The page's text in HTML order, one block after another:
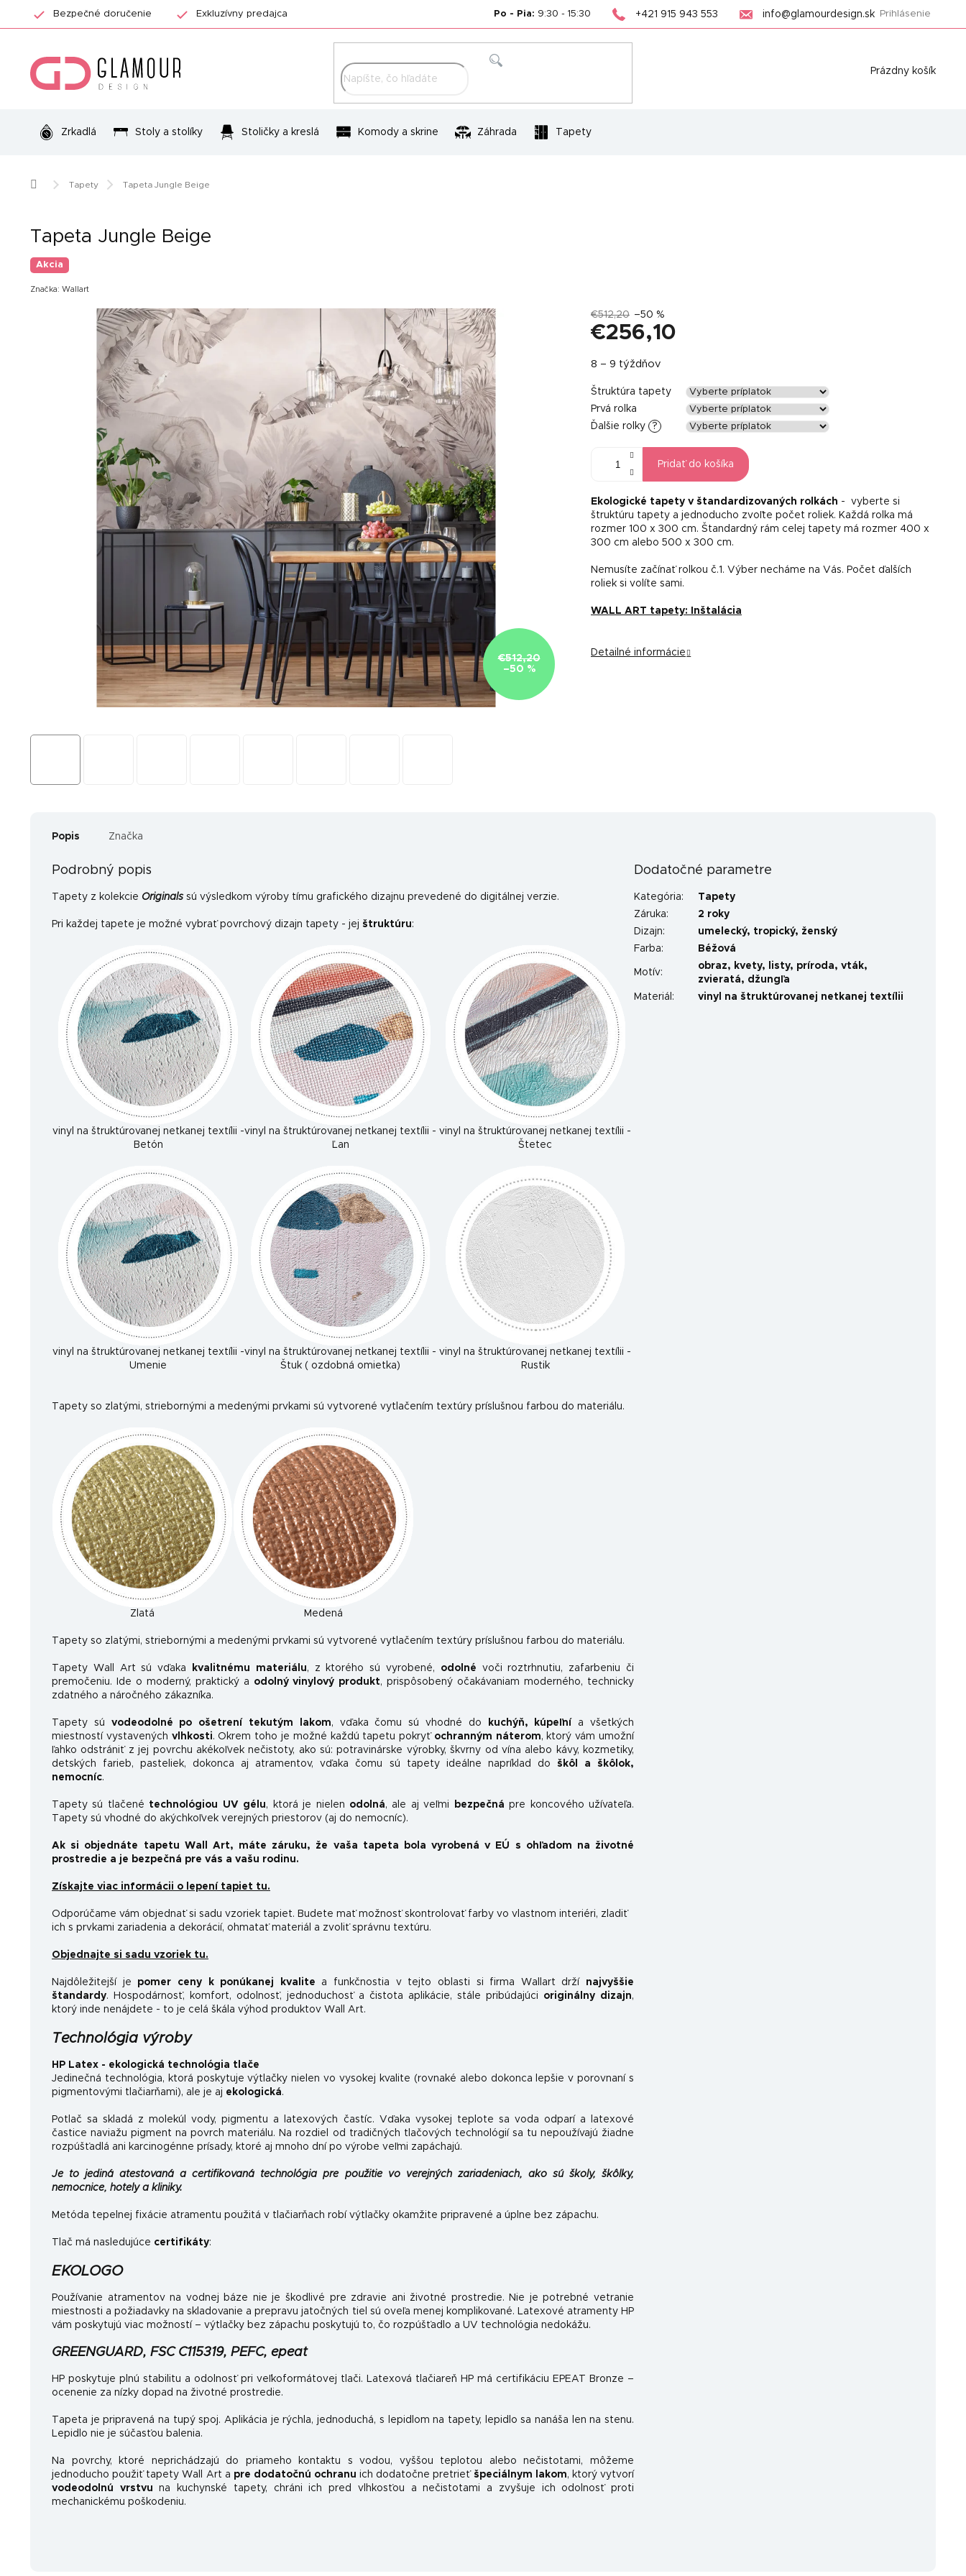
Bezpečné doručenie Exkluzívny predajca Po - Pia: 9:30 - 15:30 +421 915 943 553 info@glamourdesign.sk Prihlásenie
Nákupný
Prázdny košík
Zrkadlá Stoly a stolíky Stoličky a kreslá Komody a skrine Záhrada Tapety
DomovTapety Tapeta Jungle Beige
Tapeta Jungle Beige
Akcia
Značka: Wallart
€512,20
–50 %
€512,20 –50 %
€256,10
cena:
8 – 9 týždňov
Štruktúra tapety
Prvá rolka
Ďalšie rolky
?
Pridať do košíka
Ekologické tapety v štandardizovaných rolkách - vyberte si
štruktúru tapety a jednoducho zvoľte počet roliek. Každá rolka má
rozmer 100 x 300 cm. Štandardný rám celej tapety má rozmer 400 x
300 cm alebo 500 x 300 cm.
Nemusíte začínať rolkou č.1. Výber necháme na Vás. Počet ďalších
roliek si volíte sami.
WALL ART tapety: Inštalácia
Detailné informácie
Popis Značka
Podrobný popis
Tapety z kolekcie Originals sú výsledkom výroby tímu grafického dizajnu prevedené do digitálnej verzie.
Pri každej tapete je možné vybrať povrchový dizajn tapety - jej štruktúru:
vinyl na štruktúrovanej netkanej textílii -
Betón
vinyl na štruktúrovanej netkanej textílii -
Ľan
vinyl na štruktúrovanej netkanej textílii -
Štetec
vinyl na štruktúrovanej netkanej textílii -
Umenie
vinyl na štruktúrovanej netkanej textílii -
Štuk ( ozdobná omietka)
vinyl na štruktúrovanej netkanej textílii -
Rustik
Tapety so zlatými, striebornými a medenými prvkami sú vytvorené vytlačením textúry príslušnou farbou do materiálu.
Zlatá Medená
Tapety so zlatými, striebornými a medenými prvkami sú vytvorené vytlačením textúry príslušnou farbou do materiálu.
Tapety Wall Art sú vďaka kvalitnému materiálu, z ktorého sú vyrobené, odolné voči roztrhnutiu, zafarbeniu či
premočeniu. Ide o moderný, praktický a odolný vinylový produkt, prispôsobený očakávaniam moderného, ​​technicky
zdatného a náročného zákazníka.
Tapety sú vodeodolné po ošetrení tekutým lakom, vďaka čomu sú vhodné do kuchýň, kúpeľní
a všetkých
miestností vystavených vlhkosti. Okrem toho je možné každú tapetu pokryť ochranným náterom, ktorý vám umožní
ľahko odstrániť z jej povrchu akékoľvek nečistoty, ako sú: potravinárske výrobky, škvrny od vína alebo kávy, kozmetiky,
detských farieb, pasteliek, dokonca aj atramentov, vďaka čomu sú tapety ideálne napríklad do škôl a škôlok,
nemocníc.
Tapety sú tlačené technológiou UV gélu, ktorá je nielen odolná, ale aj veľmi bezpečná pre koncového užívateľa.
Tapety sú vhodné do akýchkoľvek verejných priestorov (aj do nemocníc).
Ak si objednáte tapetu Wall Art, máte záruku, že vaša tapeta bola vyrobená v EÚ s ohľadom na životné
prostredie a je bezpečná pre vás a vašu rodinu.
Získajte viac informácii o lepení tapiet tu.
Odporúčame vám objednať si sadu vzoriek tapiet. Budete mať možnosť skontrolovať farby vo vlastnom interiéri, zladiť
ich s prvkami zariadenia a dekorácií, ohmatať materiál a zvoliť správnu textúru.
Objednajte si sadu vzoriek tu.
Najdôležitejší je pomer ceny k ponúkanej kvalite a funkčnostia v tejto oblasti si firma Wallart drží najvyššie
štandardy. Hospodárnosť, komfort, odolnosť, jednoduchosť a čistota aplikácie, stále pribúdajúci originálny dizajn,
ktorý inde nenájdete - to je celá škála výhod produktov Wall Art.
Technológia výroby
HP Latex - ekologická technológia tlače
Jedinečná technológia, ktorá poskytuje výtlačky nielen vo vysokej kvalite (rovnaké alebo dokonca lepšie v porovnaní s
pigmentovými tlačiarňami), ale je aj ekologická.
Potlač sa skladá z molekúl vody, pigmentu a latexových častíc. Vďaka vysokej teplote sa voda odparí a latexové
častice naviažu pigment na povrch materiálu. Na rozdiel od tradičných tlačových technológií sa tu nepoužívajú žiadne
rozpúšťadlá ani karcinogénne prísady, ktoré aj mnoho dní po výrobe veľmi zapáchajú.
Je to jediná atestovaná a certifikovaná technológia pre použitie vo verejných zariadeniach, ako sú školy, škôlky,
nemocnice, hotely a kliniky.
Metóda tepelnej fixácie atramentu použitá v tlačiarňach robí výtlačky okamžite pripravené a úplne bez zápachu.
Tlač má nasledujúce certifikáty:
EKOLOGO
Používanie atramentov na vodnej báze nie je škodlivé pre zdravie ani životné prostredie. Nie je potrebné vetranie
miestnosti a požiadavky na skladovanie a prepravu jatočných tiel sú oveľa menej komplikované. Latexové atramenty HP
vám poskytujú viac možností – výtlačky bez zápachu poskytujú to, čo rozpúšťadlo a UV technológia nedokážu.
GREENGUARD, FSC C115319, PEFC, epeat
HP poskytuje plnú stabilitu a odolnosť pri veľkoformátovej tlači. Latexová tlačiareň HP má certifikáciu EPEAT Bronze –
ocenenie za nízky dopad na životné prostredie.
Tapeta je pripravená na tupý spoj. Aplikácia je rýchla, jednoduchá, s lepidlom na tapety, lepidlo sa nanáša len na stenu.
Lepidlo nie je súčasťou balenia.
Na povrchy, ktoré neprichádzajú do priameho kontaktu s vodou, vyššou teplotou alebo nečistotami, môžeme
jednoducho použiť tapety Wall Art a pre dodatočnú ochranu ich dodatočne pretrieť špeciálnym lakom, ktorý vytvorí
vodeodolnú vrstvu na kuchynské tapety, chráni ich pred vlhkosťou a nečistotami a zvyšuje ich odolnosť proti
mechanickému poškodeniu.
Dodatočné parametre
Kategória:
Tapety
Záruka:
2 roky
Dizajn: umelecký, tropický, ženský
Farba: Béžová
Motív:
obraz, kvety, listy, príroda,vták,
zvieratá, džungľa
Materiál : vinyl na štruktúrovanej netkanej textílii